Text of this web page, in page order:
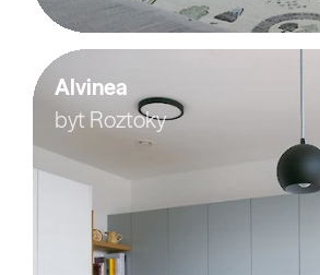
Alvinea
byt Roztoky